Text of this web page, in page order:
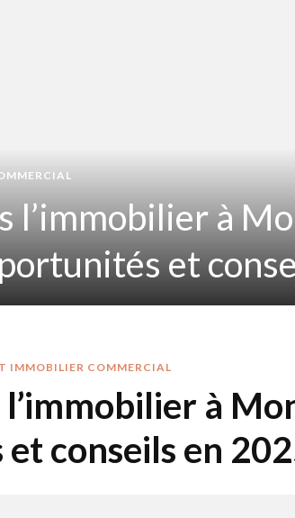
l’immobilier à
et
IMMOBILIER COMMERCIAL
à
conseils en